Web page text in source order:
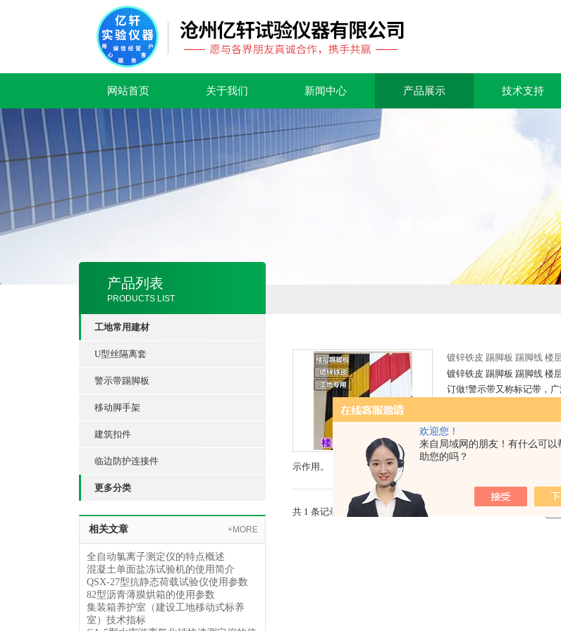
欢迎您！
来自局域网的朋友！有什么可以
助您的吗？
网站首页 关于我们 新闻中心 产品展示 技术支持
产品列表
PRODUCTS LIST
工地常用建材
U型丝隔离套
警示带踢脚板
移动脚手架
建筑扣件
临边防护连接件
更多分类
相关文章 +MORE
全自动氯离子测定仪的特点概述
混凝土单面盐冻试验机的使用简介
QSX-27型抗静态荷载试验仪使用参数
82型沥青薄膜烘箱的使用参数
集装箱养护室（建设工地移动式标养
室）技术指标
镀锌铁皮 踢脚板 踢脚线 楼
镀锌铁皮 踢脚板 踢脚线 楼
订做!警示带又称标记带，
管道、城市给排水等气、
关于国计民生的第五类运输
对各种情况复杂的城市管网
场保护，建筑建设施工现场
示作用。
共 1 条记录，当前 1 / 1 页 首页 上一页 下一页 末页 跳转到第